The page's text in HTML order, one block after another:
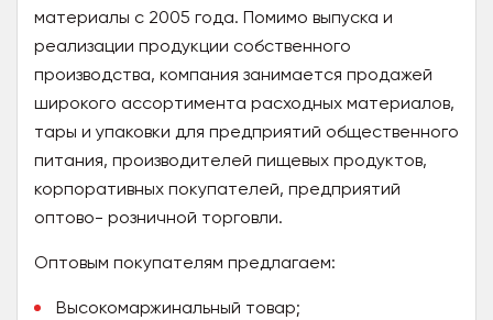
материалы с 2005 года. Помимо выпуска и
реализации продукции собственного
производства, компания занимается продажей
широкого ассортимента расходных материалов,
тары и упаковки для предприятий общественного
питания, производителей пищевых продуктов,
корпоративных покупателей, предприятий
оптово- розничной торговли.
Оптовым покупателям предлагаем:
Высокомаржинальный товар;